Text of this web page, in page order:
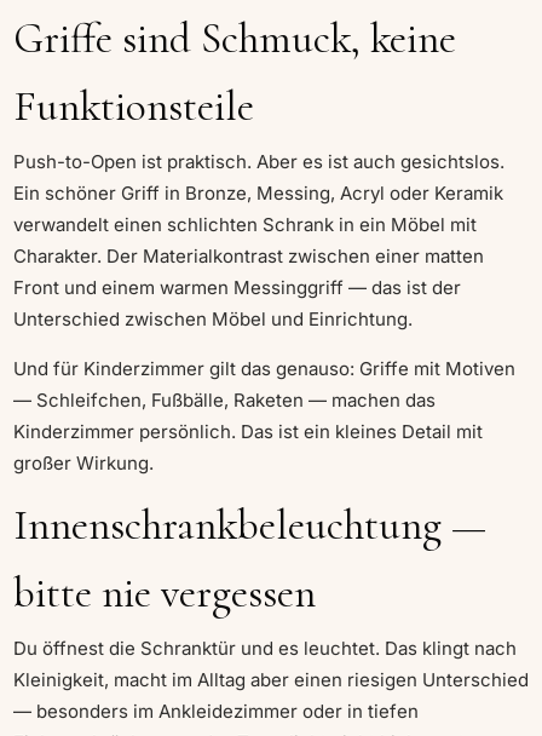
Griffe sind Schmuck, keine
Funktionsteile
Push-to-Open ist praktisch. Aber es ist auch gesichtslos.
Ein schöner Griff in Bronze, Messing, Acryl oder Keramik
verwandelt einen schlichten Schrank in ein Möbel mit
Charakter. Der Materialkontrast zwischen einer matten
Front und einem warmen Messinggriff — das ist der
Unterschied zwischen Möbel und Einrichtung.
Und für Kinderzimmer gilt das genauso: Griffe mit Motiven
— Schleifchen, Fußbälle, Raketen — machen das
Kinderzimmer persönlich. Das ist ein kleines Detail mit
großer Wirkung.
Innenschrankbeleuchtung —
bitte nie vergessen
Du öffnest die Schranktür und es leuchtet. Das klingt nach
Kleinigkeit, macht im Alltag aber einen riesigen Unterschied
— besonders im Ankleidezimmer oder in tiefen